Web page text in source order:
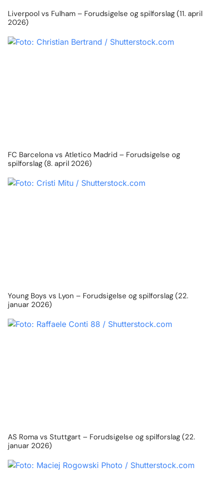
Liverpool vs Fulham – Forudsigelse og spilforslag (11. april
2026)
FC Barcelona vs Atletico Madrid – Forudsigelse og
spilforslag (8. april 2026)
Young Boys vs Lyon – Forudsigelse og spilforslag (22.
januar 2026)
AS Roma vs Stuttgart – Forudsigelse og spilforslag (22.
januar 2026)